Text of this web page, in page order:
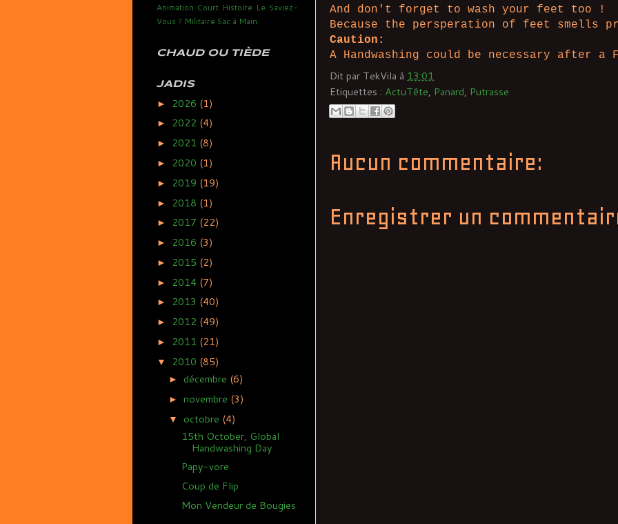
And don't forget to wash your feet too !
Because the persperation of feet smells
Caution:
A Handwashing could be necessary after a
Dit par TekVila à 13:01
Etiquettes : ActuTête, Panard, Putrasse
Aucun commentaire:
Enregistrer un
Animation Court Histoire Le Saviez-
Vous ? Militaire Sac à Main
CHAUD OU TIÈDE
JADIS
► 2026 (1)
► 2022 (4)
► 2021 (8)
► 2020 (1)
► 2019 (19)
► 2018 (1)
► 2017 (22)
► 2016 (3)
► 2015 (2)
► 2014 (7)
► 2013 (40)
► 2012 (49)
► 2011 (21)
▼ 2010 (85)
► décembre (6)
►novembre (3)
▼ octobre (4)
15th October, Global
Handwashing Day
Papy-vore
Coup de Flip
Mon Vendeur de Bougies